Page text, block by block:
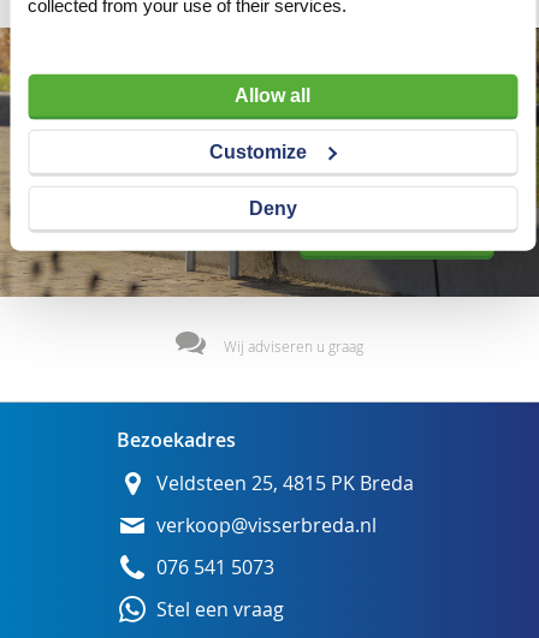
collected from your use of their services.
Allow all
Customize
Deny
Wij adviseren u graag
Bezoekadres
Veldsteen 25, 4815 PK Breda
verkoop@visserbreda.nl
076 541 5073
Stel een vraag